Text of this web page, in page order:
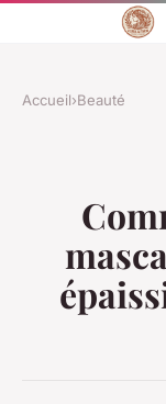
Accueil›Beauté